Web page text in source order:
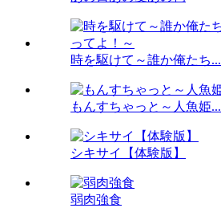
時を駆けて～誰か俺たち...
もんすちゃっと～人魚姫...
シキサイ【体験版】
弱肉強食